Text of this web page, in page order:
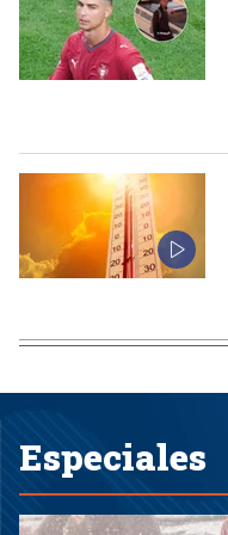
Especiales